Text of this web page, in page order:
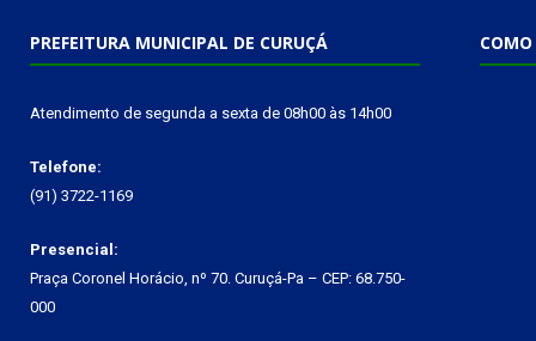
PREFEITURA MUNICIPAL DE CURUÇÁ
Atendimento de segunda a sexta de 08h00 às 14h00
Telefone:
(91) 3722-1169
Presencial:
Praça Coronel Horácio, nº 70. Curuçá-Pa – CEP: 68.750-
000
COMO